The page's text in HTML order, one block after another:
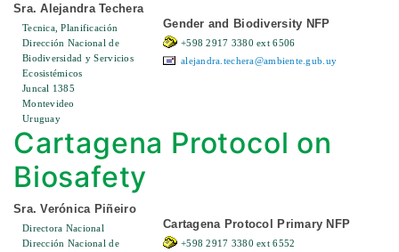
Sra. Alejandra Techera
Tecnica, Planificación
Dirección Nacional de
Biodiversidad y Servicios
Ecosistémicos
Juncal 1385
Montevideo
Uruguay
Gender and Biodiversity NFP
+598 2917 3380 ext 6506
alejandra.techera@ambiente.gub.uy
Cartagena Protocol on
Biosafety
Sra. Verónica Piñeiro
Directora Nacional
Dirección Nacional de
Cartagena Protocol Primary NFP
+598 2917 3380 ext 6552